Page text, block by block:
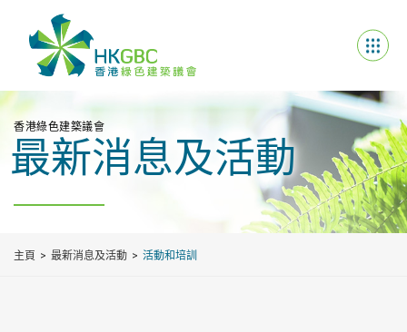
香港綠色建築議會
最新消息及活動
主頁 最新消息及活動 活動和培訓